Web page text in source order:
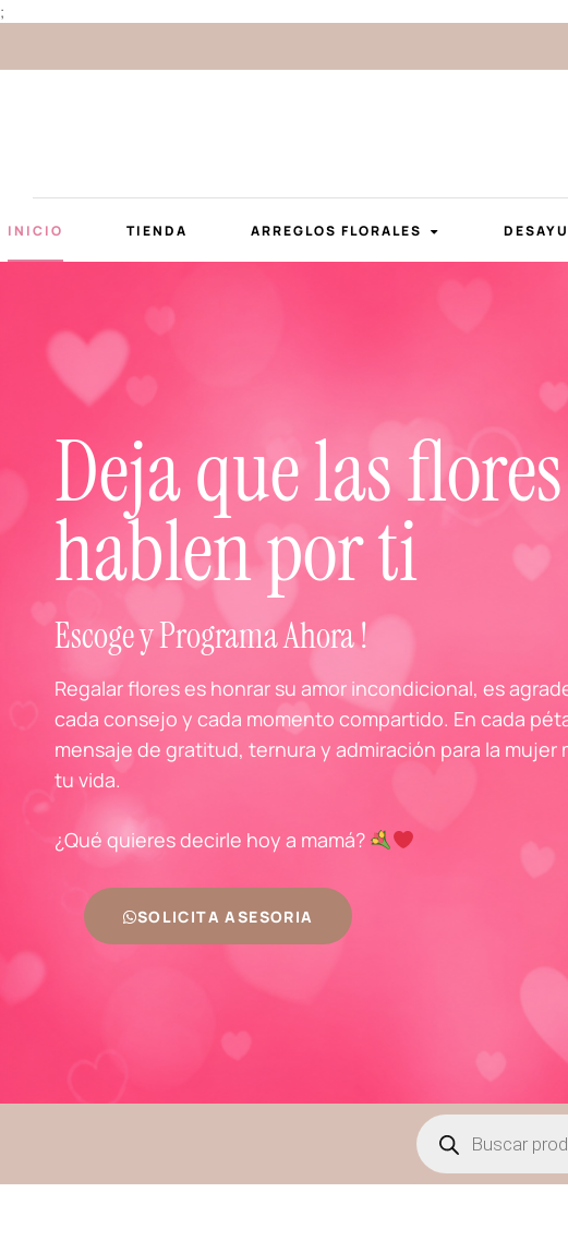
;
INICIO TIENDA ARREGLOS FLORALES
Deja que las flores
hablen por ti
Escoge y Programa Ahora !
Regalar flores es honrar su amor incondicional, es
cada consejo y cada momento compartido. En cada
mensaje de gratitud, ternura y admiración para la mujer
tu vida.
¿Qué quieres decirle hoy a mamá?
SOLICITA ASESORIA